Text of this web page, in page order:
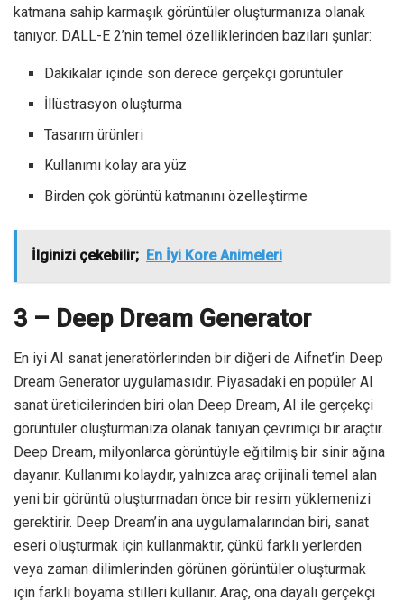
katmana sahip karmaşık görüntüler oluşturmanıza olanak
tanıyor. DALL-E 2’nin temel özelliklerinden bazıları şunlar:
Dakikalar içinde son derece gerçekçi görüntüler
İllüstrasyon oluşturma
Tasarım ürünleri
Kullanımı kolay ara yüz
Birden çok görüntü katmanını özelleştirme
İlginizi çekebilir; En İyi Kore Animeleri
3 – Deep Dream Generator
En iyi AI sanat jeneratörlerinden bir diğeri de Aifnet’in Deep
Dream Generator uygulamasıdır. Piyasadaki en popüler AI
sanat üreticilerinden biri olan Deep Dream, AI ile gerçekçi
görüntüler oluşturmanıza olanak tanıyan çevrimiçi bir araçtır.
Deep Dream, milyonlarca görüntüyle eğitilmiş bir sinir ağına
dayanır. Kullanımı kolaydır, yalnızca araç orijinali temel alan
yeni bir görüntü oluşturmadan önce bir resim yüklemenizi
gerektirir. Deep Dream’in ana uygulamalarından biri, sanat
eseri oluşturmak için kullanmaktır, çünkü farklı yerlerden
veya zaman dilimlerinden görünen görüntüler oluşturmak
için farklı boyama stilleri kullanır. Araç, ona dayalı gerçekçi